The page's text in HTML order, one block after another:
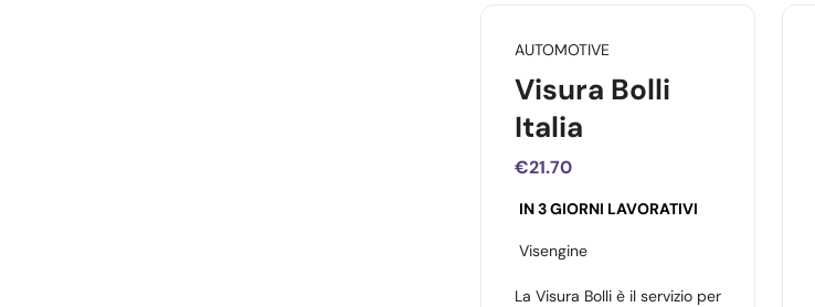
AUTOMOTIVE
Visura Bolli
Italia
€21.70
IN 3 GIORNI LAVORATIVI
Visengine
La Visura Bolli è il servizio per